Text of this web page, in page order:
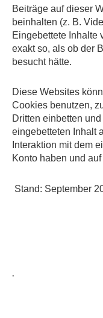
Beiträge auf dieser
beinhalten (z. B.
Eingebettete Inhalte
exakt so, als ob der
besucht hätte.
Diese Websites
Cookies benutzen,
Dritten einbetten
eingebetteten Inhalt
Interaktion mit dem
Konto haben und
Stand: September
.